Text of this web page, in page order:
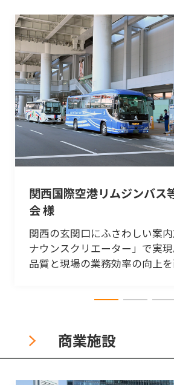
関西国際空港リムジンバス
会 様
関西の玄関口にふさわしい案
ナウンスクリエーター」で実
品質と現場の業務効率の向上
商業施設